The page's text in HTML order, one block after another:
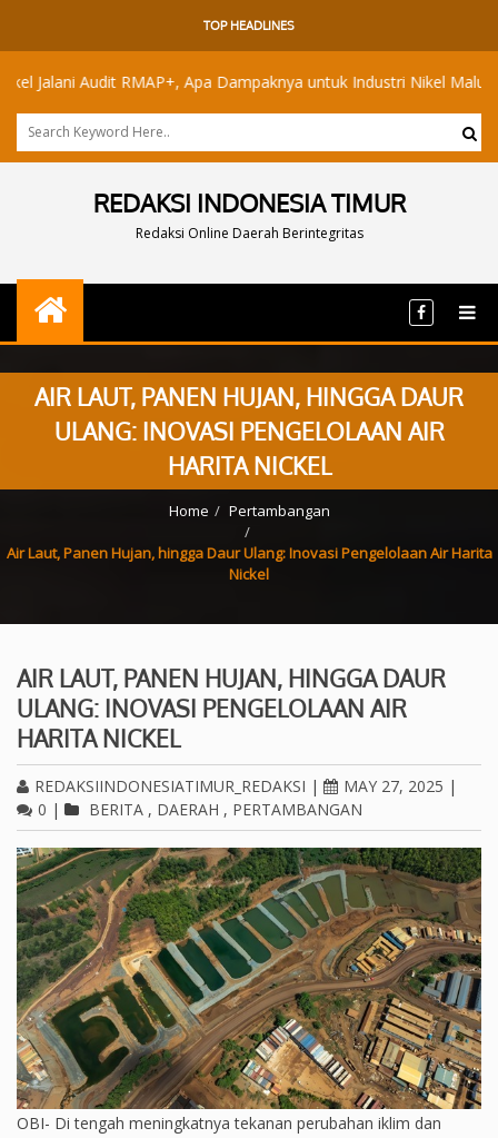
TOP HEADLINES
RMAP+, Apa Dampaknya untuk Industri Nikel Maluku Utara?
REDAKSI INDONESIA TIMUR
Redaksi Online Daerah Berintegritas
AIR LAUT, PANEN HUJAN, HINGGA DAUR
ULANG: INOVASI PENGELOLAAN AIR
HARITA NICKEL
Home Pertambangan
Air Laut, Panen Hujan, hingga Daur Ulang: Inovasi Pengelolaan Air Harita
Nickel
AIR LAUT, PANEN HUJAN, HINGGA DAUR
ULANG: INOVASI PENGELOLAAN AIR
HARITA NICKEL
REDAKSIINDONESIATIMUR_REDAKSI | MAY 27, 2025 |
0 | BERITA , DAERAH , PERTAMBANGAN
OBI- Di tengah meningkatnya tekanan perubahan iklim dan